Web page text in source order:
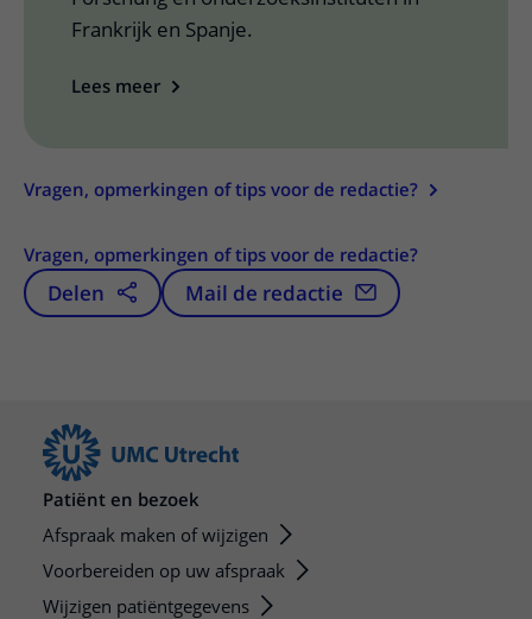
Frankrijk en Spanje.
Lees meer
Vragen, opmerkingen of tips voor de redactie?
Vragen, opmerkingen of tips voor de redactie?
Delen Mail de redactie
Patiënt en bezoek
Afspraak maken of wijzigen
Voorbereiden op uw afspraak
Wijzigen patiëntgegevens